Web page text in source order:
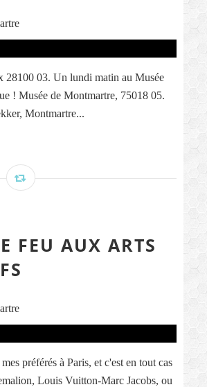
03. Un lundi matin au Musée
! Musée de Montmartre, 75018 05.
Montmartre...
FEU AUX ARTS
préférés à Paris, et c'est en tout cas
Louis Vuitton-Marc Jacobs, ou